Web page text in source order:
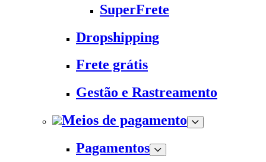
SuperFrete
Dropshipping
Frete grátis
Gestão e Rastreamento
Meios de pagamento
Pagamentos